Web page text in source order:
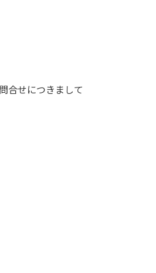
合せにつきまして